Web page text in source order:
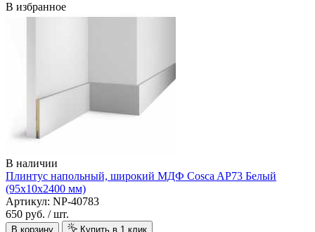
В избранное
В наличии
Плинтус напольный, широкий МДФ Cosca AP73 Белый
(95х10х2400 мм)
Артикул: NP-40783
650 руб. / шт.
В корзину Купить в 1 клик